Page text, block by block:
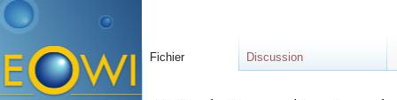
Fichier Discussion